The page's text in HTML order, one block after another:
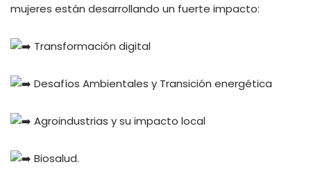
mujeres están desarrollando un fuerte impacto:
Transformación digital
Desafíos Ambientales y Transición energética
Agroindustrias y su impacto local
Biosalud.